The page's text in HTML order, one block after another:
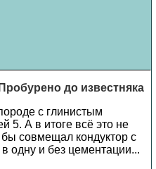
до известняка
с глинистым
5. А в итоге всё это не
совмещал кондуктор с
одну и без цементации...